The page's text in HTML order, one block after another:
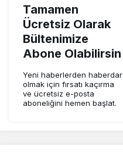
Tamamen
Ücretsiz Olarak
Bültenimize
Abone Olabilirsin
Yeni haberlerden haberdar
olmak için fırsatı kaçırma
ve ücretsiz e-posta
aboneliğini hemen başlat.